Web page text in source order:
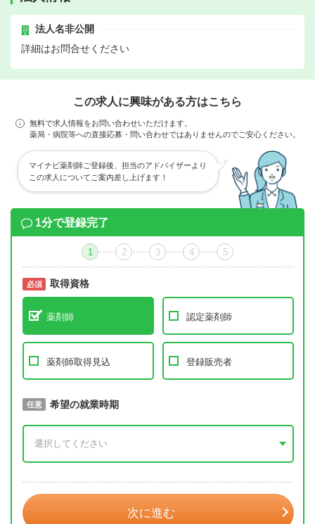
法人名非公開
詳細はお問合せください
この求人に興味がある方はこちら
無料で求人情報をお問い合わせいただけます。
薬局・病院等への直接応募・問い合わせではありませんのでご安心ください。
マイナビ薬剤師ご登録後、担当のアドバイザーより
この求人についてご案内差し上げます！
1分で登録完了
1 2 3 4 5
必須 取得資格
薬剤師 認定薬剤師
薬剤師取得見込 登録販売者
必須 取得予定年
任意 希望の就業時期
次に進む